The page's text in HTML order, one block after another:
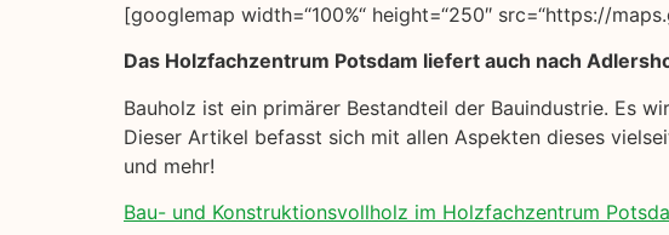
[googlemap width=“100%“ height=“250″ src=“https://
Das Holzfachzentrum Potsdam liefert auch nach
Bauholz ist ein primärer Bestandteil der Bauindustrie. Es
Dieser Artikel befasst sich mit allen Aspekten dieses
und mehr!
Bau- und Konstruktionsvollholz im Holzfachzentrum